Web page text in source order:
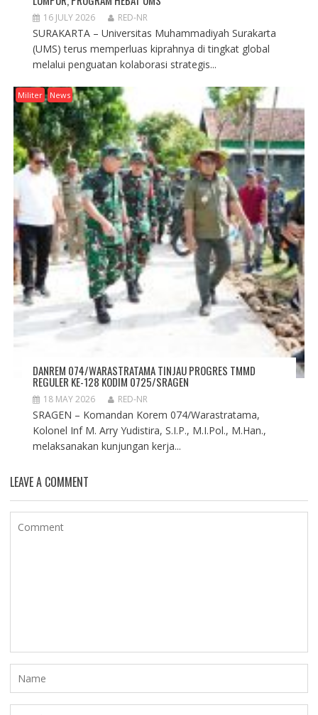
16 JULY 2026 RED-NR
SURAKARTA – Universitas Muhammadiyah Surakarta
(UMS) terus memperluas kiprahnya di tingkat global
melalui penguatan kolaborasi strategis...
Militer News
DANREM 074/WARASTRATAMA TINJAU PROGRES TMMD
REGULER KE-128 KODIM 0725/SRAGEN
18 MAY 2026 RED-NR
SRAGEN – Komandan Korem 074/Warastratama,
Kolonel Inf M. Arry Yudistira, S.I.P., M.I.Pol., M.Han.,
melaksanakan kunjungan kerja...
LEAVE A COMMENT